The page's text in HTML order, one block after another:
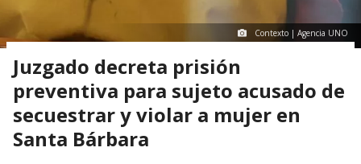
Contexto | Agencia UNO
Juzgado decreta prisión
preventiva para sujeto acusado de
secuestrar y violar a mujer en
Santa Bárbara